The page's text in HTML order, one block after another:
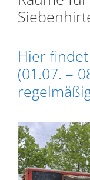
Hier
(01.07. –